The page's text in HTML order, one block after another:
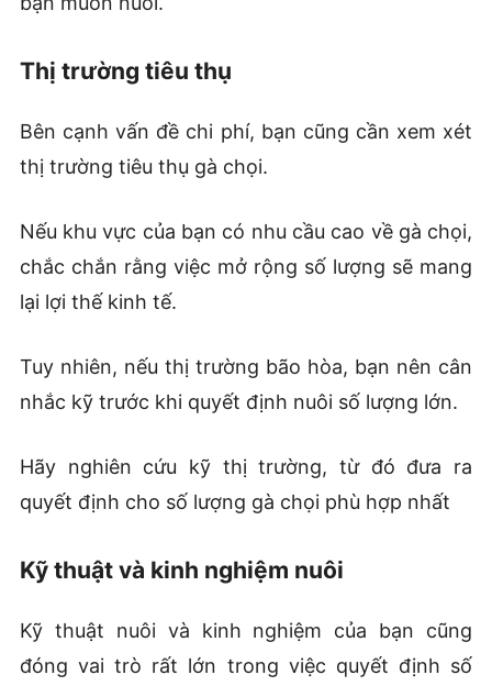
Thị trường tiêu thụ
Bên cạnh vấn đề chi phí, bạn cũng cần xem xét
thị trường tiêu thụ gà chọi.
Nếu khu vực của bạn có nhu cầu cao về gà chọi,
chắc chắn rằng việc mở rộng số lượng sẽ mang
lại lợi thế kinh tế.
Tuy nhiên, nếu thị trường bão hòa, bạn nên cân
nhắc kỹ trước khi quyết định nuôi số lượng lớn.
Hãy nghiên cứu kỹ thị trường, từ đó đưa ra
quyết định cho số lượng gà chọi phù hợp nhất
Kỹ thuật và kinh nghiệm nuôi
Kỹ thuật nuôi và kinh nghiệm của bạn cũng
đóng vai trò rất lớn trong việc quyết định số